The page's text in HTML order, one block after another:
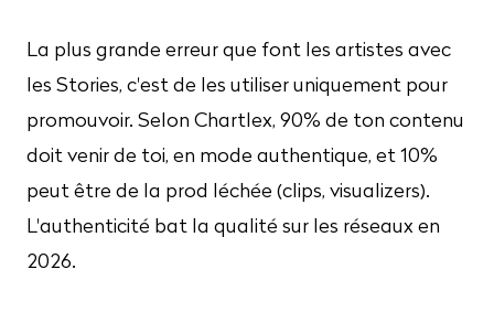
La plus grande erreur que font les artistes avec
les Stories, c'est de les utiliser uniquement pour
promouvoir. Selon Chartlex, 90% de ton contenu
doit venir de toi, en mode authentique, et 10%
peut être de la prod léchée (clips, visualizers).
L'authenticité bat la qualité sur les réseaux en
2026.